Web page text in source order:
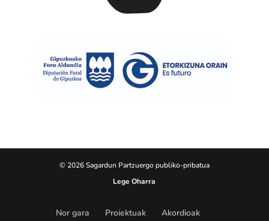
© 2026 Sagardun Partzuergo publiko-pribatua
Lege Oharra
Nor gara Proiektuak Akordioak